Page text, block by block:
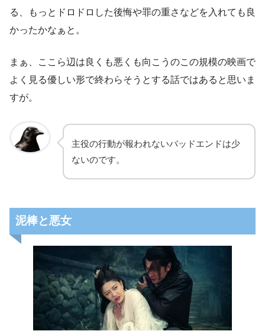
る、もっとドロドロした後悔や罪の重さなどを入れても良
かったかなぁと。
まぁ、ここら辺は良くも悪くも向こうのこの規模の映画で
よく見る優しい形で終わらそうとする話ではあると思いま
すが。
主役の行動が報われないバッドエンドは少
ないのです。
泥棒と悪女